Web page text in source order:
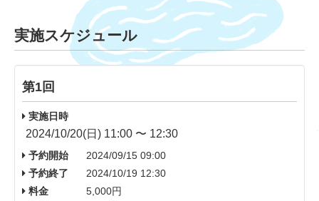
実施スケジュール
第1回
実施日時
2024/10/20(日) 11:00 〜 12:30
予約開始
2024/09/15 09:00
予約終了
2024/10/19 12:30
料金
5,000円